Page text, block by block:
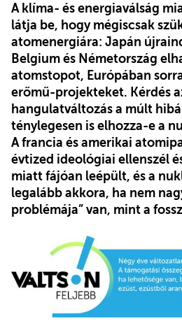
A klíma- és energiaválság
látja be, hogy mégiscsak
atomenergiára: Japán
Belgium és Németország
atomstopot, Európában
erőmű-projekteket. Kérdés
hangulatváltozás a múlt
ténylegesen is elhozza-e a
A francia és amerikai
évtized ideológiai ellenszél
miatt fájóan leépült, és a
legalább akkora, ha nem
problémája” van, mint a